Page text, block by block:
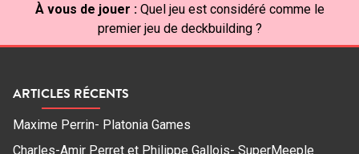
À vous de jouer : Quel jeu est considéré comme le
premier jeu de deckbuilding ?
ARTICLES RÉCENTS
Maxime Perrin- Platonia Games
Charles-Amir Perret et Philippe Gallois- SuperMeeple